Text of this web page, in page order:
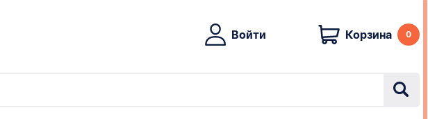
Войти Корзина 0